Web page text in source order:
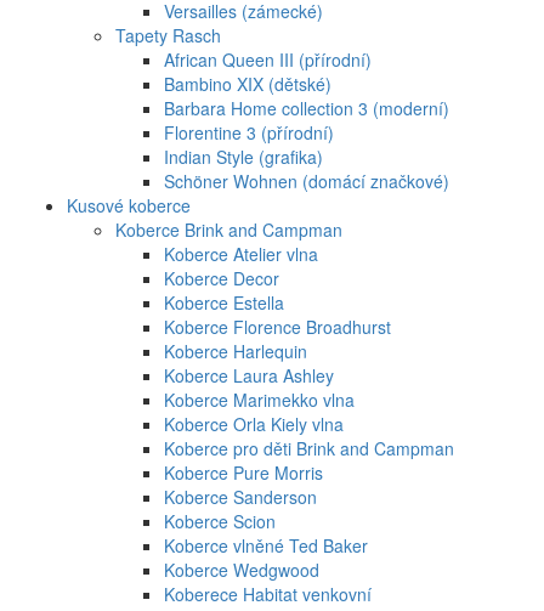
Versailles (zámecké)
Tapety Rasch
African Queen III (přírodní)
Bambino XIX (dětské)
Barbara Home collection 3 (moderní)
Florentine 3 (přírodní)
Indian Style (grafika)
Schöner Wohnen (domácí značkové)
Kusové koberce
Koberce Brink and Campman
Koberce Atelier vlna
Koberce Decor
Koberce Estella
Koberce Florence Broadhurst
Koberce Harlequin
Koberce Laura Ashley
Koberce Marimekko vlna
Koberce Orla Kiely vlna
Koberce pro děti Brink and Campman
Koberce Pure Morris
Koberce Sanderson
Koberce Scion
Koberce vlněné Ted Baker
Koberce Wedgwood
Koberece Habitat venkovní